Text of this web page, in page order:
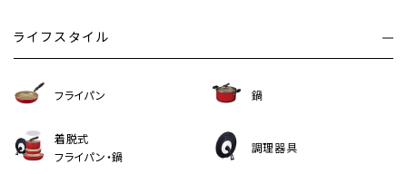
ライフスタイル
フライパン 鍋
着脱式
フライパン・鍋
調理器具